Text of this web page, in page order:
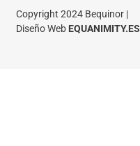
Copyright 2024 Bequinor |
Diseño Web EQUANIMITY.ES